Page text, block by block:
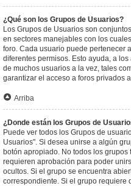
¿Qué son los Grupos de Usuarios?
Los Grupos de Usuarios son
en sectores manejables con los
foro. Cada usuario puede pertenecer
diferentes permisos. Esto ayuda, a
de muchos usuarios a la vez, tales
garantizar el acceso a foros privados
Arriba
¿Donde están los Grupos de
Puede ver todos los Grupos de
Usuarios". Si desea unirse a algún
botón apropiado. No todos los
requieren aprobación para poder
ocultos. Si el grupo se encuentra
correspondiente. Si el grupo requiere